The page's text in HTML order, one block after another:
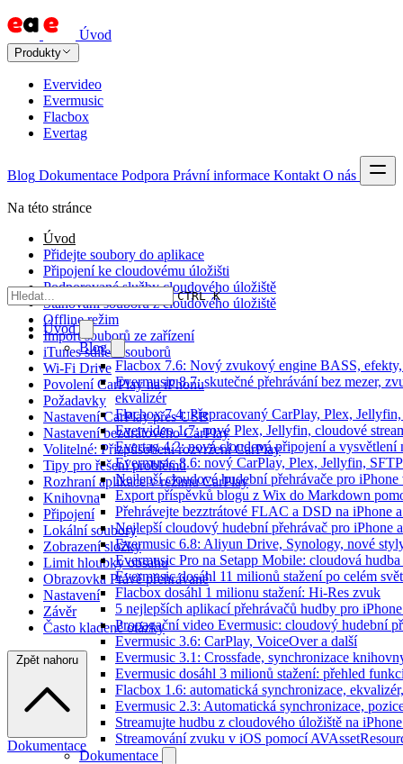
Úvod
Produkty
Evervideo
Evermusic
Flacbox
Evertag
Blog Dokumentace Podpora Právní informace Kontakt O nás
CTRL K
Úvod
Blog
Flacbox 7.6: Nový zvukový engine BASS,
Evermusic 8.7: skutečné přehrávání bez mezer,
ekvalizér
Flacbox 7.4: Přepracovaný CarPlay, Plex,
Evervideo 1.7: nové Plex, Jellyfin, cloudové
Evertag 4.2: nová cloudová připojení a vysvětlení
Evermusic 8.6: nový CarPlay, Plex, Jellyfin,
Nejlepší cloudové hudební přehrávače pro iPhone
Export příspěvků blogu z Wix do Markdown
Přehrávejte bezztrátové FLAC a DSD na iPhone
Nejlepší cloudový hudební přehrávač pro iPhone
Evermusic 6.8: Aliyun Drive, Synology, nové
Evermusic Pro na Setapp Mobile: cloudová
Evermusic dosáhl 11 milionů stažení po celém
Flacbox dosáhl 1 milionu stažení: Hi-Res zvuk
5 nejlepších aplikací přehrávačů hudby pro
Propagační video Evermusic: cloudový hudební
Evermusic 3.6: CarPlay, VoiceOver a další
Evermusic 3.1: Crossfade, synchronizace
Evermusic dosáhl 3 milionů stažení: přehled
Flacbox 1.6: automatická synchronizace,
Evermusic 2.3: Automatická synchronizace,
Streamujte hudbu z cloudového úložiště na
Streamování zvuku v iOS pomocí
Dokumentace
Na této stránce
Úvod
Přidejte soubory do aplikace
Připojení ke cloudovému úložišti
Podporované služby cloudového úložiště
Stahování souborů z cloudového úložiště
Offline režim
Import souborů ze zařízení
iTunes sdílení souborů
Wi-Fi Drive
Povolení CarPlay na iPhonu
Požadavky
Nastavení CarPlay přes USB
Nastavení bezdrátového CarPlay
Volitelné: Přizpůsobení rozvržení CarPlay
Tipy pro řešení problémů
Rozhraní aplikace v režimu CarPlay
Knihovna
Připojení
Lokální soubory
Zobrazení složky
Limit hloubky obsahu
Obrazovka Právě přehrávané
Nastavení
Závěr
Často kladené otázky
Zpět nahoru
Dokumentace